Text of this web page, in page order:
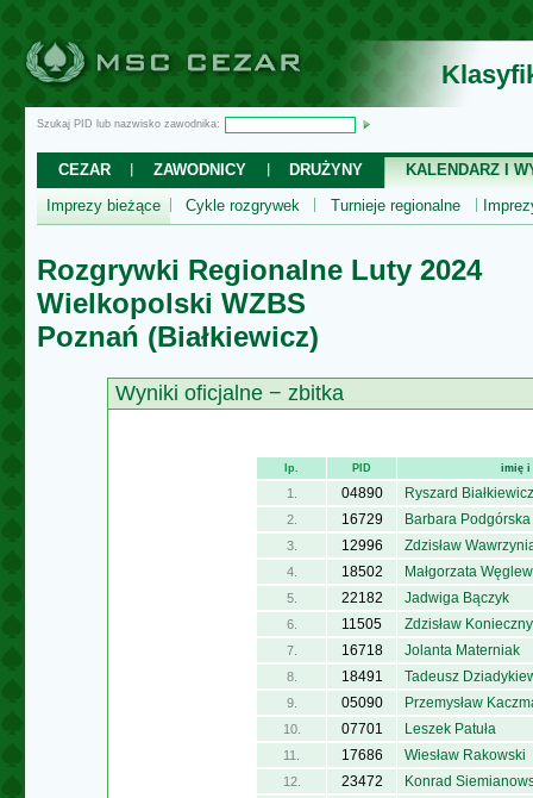
Szukaj PID lub nazwisko zawodnika:
CEZAR ZAWODNICY DRUŻYNY
KALENDARZ I
Imprezy bieżące
Cykle rozgrywek Turnieje regionalne
Rozgrywki Regionalne Luty 2024
Wielkopolski WZBS
Poznań (Białkiewicz)
Wyniki oficjalne − zbitka
lp. PID imię i
1. 04890 Ryszard Białkiewicz
2. 16729 Barbara Podgórska
3. 12996 Zdzisław
4. 18502 Małgorzata
5. 22182 Jadwiga Bączyk
6. 11505 Zdzisław Konieczny
7. 16718 Jolanta Materniak
8. 18491 Tadeusz
9. 05090 Przemysław
10. 07701 Leszek Patuła
11. 17686 Wiesław Rakowski
12. 23472 Konrad